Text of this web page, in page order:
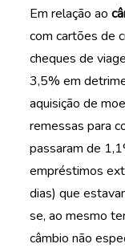
Em relação ao
com cartões de
cheques de
3,5% em
aquisição de
remessas para
passaram de
empréstimos
dias) que
se, ao mesmo
câmbio não